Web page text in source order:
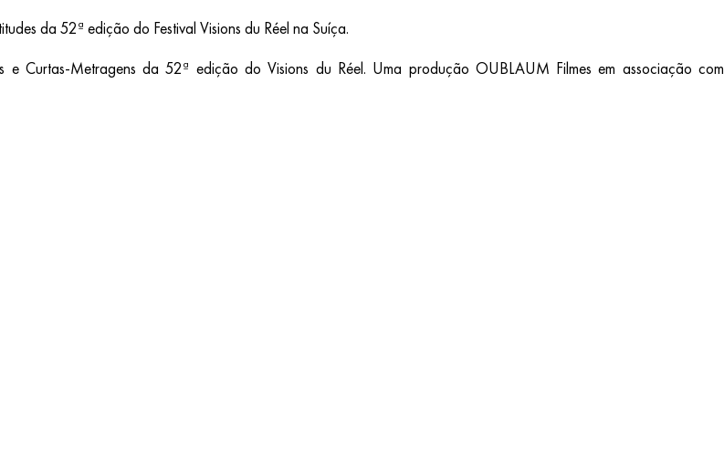
da 52ª edição do Festival Visions du Réel na Suíça.
Curtas-Metragens da 52ª edição do Visions du Réel. Uma produção OUBLAUM Filmes em associação com